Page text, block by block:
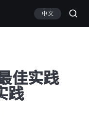
中文
佳实践
践